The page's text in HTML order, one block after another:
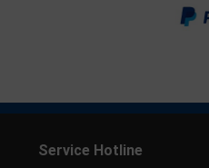
Service Hotline